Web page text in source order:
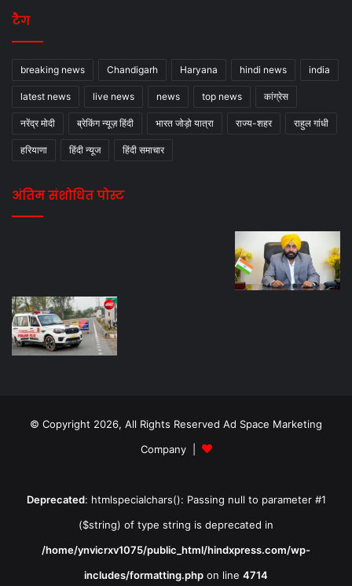
टैग
breaking news Chandigarh Haryana hindi news india
latest news live news news top news कांग्रेस
नरेंद्र मोदी ब्रेकिंग न्यूज़ हिंदी भारत जोड़ो यात्रा राज्य-शहर राहुल गांधी
हरियाणा हिंदी न्यूज हिंदी समाचार
अंतिम संशोधित पोस्ट
© Copyright 2026, All Rights Reserved Ad Space Marketing
Company |
Deprecated: htmlspecialchars(): Passing null to parameter #1
($string) of type string is deprecated in
/home/ynvicrxv1075/public_html/hindxpress.com/wp-
includes/formatting.php on line 4714